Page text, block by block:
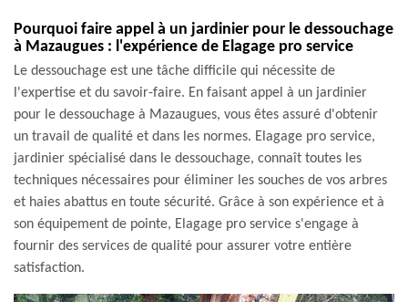
Pourquoi faire appel à un jardinier pour le dessouchage
à Mazaugues : l'expérience de Elagage pro service
Le dessouchage est une tâche difficile qui nécessite de
l'expertise et du savoir-faire. En faisant appel à un jardinier
pour le dessouchage à Mazaugues, vous êtes assuré d'obtenir
un travail de qualité et dans les normes. Elagage pro service,
jardinier spécialisé dans le dessouchage, connaît toutes les
techniques nécessaires pour éliminer les souches de vos arbres
et haies abattus en toute sécurité. Grâce à son expérience et à
son équipement de pointe, Elagage pro service s'engage à
fournir des services de qualité pour assurer votre entière
satisfaction.